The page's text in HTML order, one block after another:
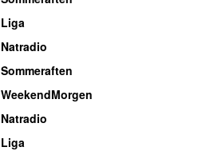
Liga
Natradio
Sommeraften
WeekendMorgen
Natradio
Liga